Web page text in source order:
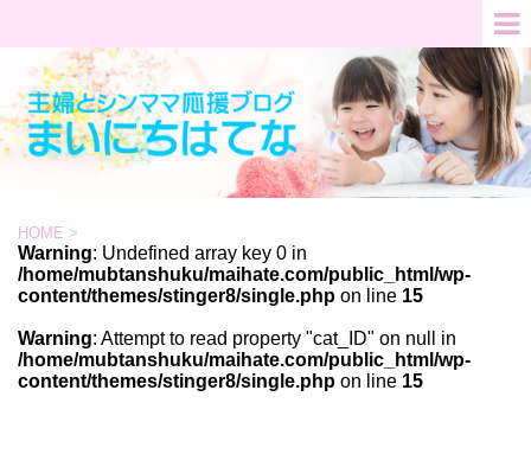
HOME >
Warning: Undefined array key 0 in
/home/mubtanshuku/maihate.com/public_html/wp-
content/themes/stinger8/single.php on line 15
Warning: Attempt to read property "cat_ID" on null in
/home/mubtanshuku/maihate.com/public_html/wp-
content/themes/stinger8/single.php on line 15